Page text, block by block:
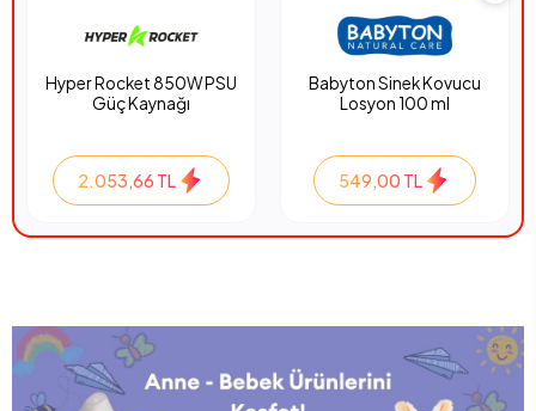
Hyper Rocket 850W PSU
Güç Kaynağı
2.053,66 TL
Babyton Sinek Kovucu
Losyon 100 ml
549,00 TL